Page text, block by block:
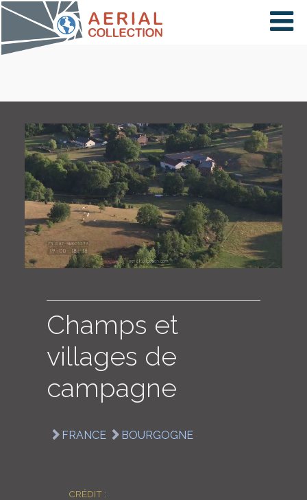
×
PAYS
CARTE
COLLECTIONS
Champs et
villages de
campagne
FRANCE BOURGOGNE
CRÉDIT :